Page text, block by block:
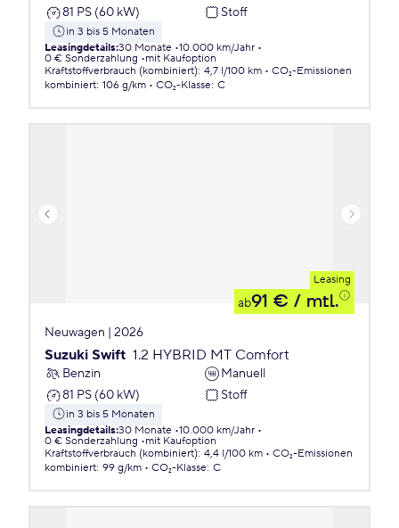
81 PS (60 kW)
Stoff
in 3 bis 5 Monaten
Leasingdetails:30 Monate 10.000 km/Jahr
0 € Sonderzahlung
mit Kaufoption
Kraftstoffverbrauch (kombiniert): 4,7 l/100 km
CO₂-Emissionen
kombiniert: 106 g/km CO₂-Klasse: C
Leasing
ab91 € / mtl.
Neuwagen | 2026
Suzuki Swift 1.2 HYBRID MT Comfort
Benzin
Manuell
81 PS (60 kW)
Stoff
in 3 bis 5 Monaten
Leasingdetails:30 Monate 10.000 km/Jahr
0 € Sonderzahlung
mit Kaufoption
Kraftstoffverbrauch (kombiniert): 4,4 l/100 km
CO₂-Emissionen
kombiniert: 99 g/km CO₂-Klasse: C